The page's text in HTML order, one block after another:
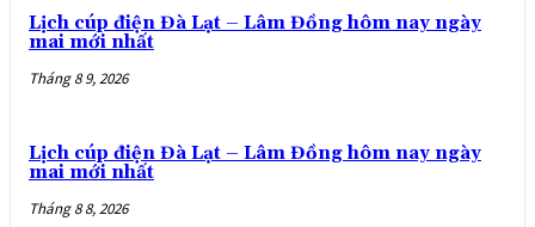
Lịch cúp điện Đà Lạt – Lâm Đồng hôm nay ngày
mai mới nhất
Tháng 8 9, 2026
Lịch cúp điện Đà Lạt – Lâm Đồng hôm nay ngày
mai mới nhất
Tháng 8 8, 2026